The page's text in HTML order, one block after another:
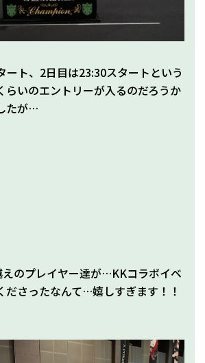
ート、2日目は23:30スタートという
らいのエントリーが入るのだろうか
たが…
のプレイヤー達が…KKコラボイベ
ださったなんて…嬉しすぎます！！